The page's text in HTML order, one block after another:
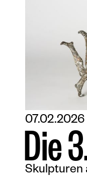
07.02.2026
Die3
Skulpturen